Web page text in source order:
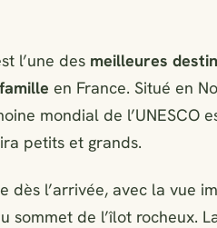
l’une des meilleures
en France. Situé en
mondial de l’UNESCO
petits et grands.
dès l’arrivée, avec la vue
sommet de l’îlot rocheux.